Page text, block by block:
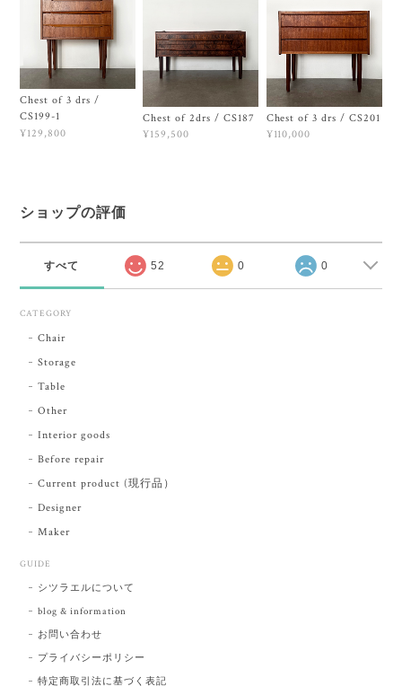
Chest of 3 drs /
CS199-1
¥129,800
Chest of 2drs / CS187
¥159,500
Chest of 3 drs / CS201
¥110,000
ショップの評価
すべて 52 0 0
CATEGORY
Chair
Storage
Table
Other
Interior goods
Before repair
Current product (現行品）
Designer
Maker
GUIDE
シツラエルについて
blog & information
お問い合わせ
プライバシーポリシー
特定商取引法に基づく表記